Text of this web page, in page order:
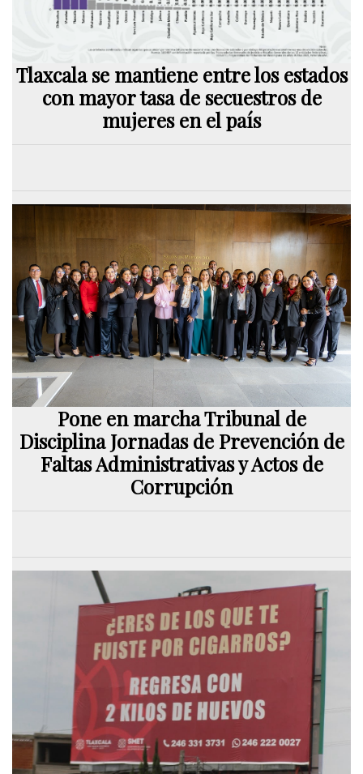
Tlaxcala se mantiene entre los estados
con mayor tasa de secuestros de
mujeres en el país
Pone en marcha Tribunal de
Disciplina Jornadas de Prevención de
Faltas Administrativas y Actos de
Corrupción